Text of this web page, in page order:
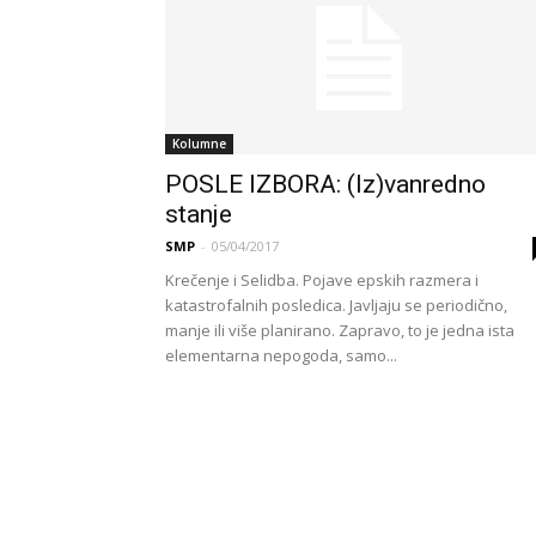
Kolumne
POSLE IZBORA: (Iz)vanredno
stanje
SMP - 05/04/2017
Krečenje i Selidba. Pojave epskih razmera i
katastrofalnih posledica. Javljaju se periodično,
manje ili više planirano. Zapravo, to je jedna ista
elementarna nepogoda, samo...